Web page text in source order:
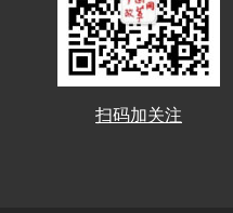
扫码加关注